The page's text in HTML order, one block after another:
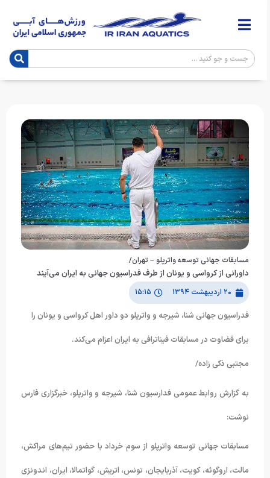
مسابقات جهانی توسعه واترپلو – تهران/
داورانی از کرواسی و یونان از طرف فدراسیون جهانی به ایران می‌آیند
۲۰ اردیبهشت ۱۳۹۴ ۱۵:۱۵
فدراسیون جهانی شنا، شیرجه و واترپلو دو داور اهل کرواسی و یونان را
برای قضاوت در مسابقات فیناترافی به ایران اعزام می‌کند.
مجتبی ذکی زاده/
به گزارش روابط عمومی فدارسیون شنا، شیرجه و واترپلو، خبرگزاری فارس
نوشت:
مسابقات جهانی توسعه واترپلو از سوم خرداد با حضور تیم‌های مراکش،
مالت، اروگوئه، کویت، آذربایجان، تونس، اتریش، گواتمالا، ایران، اندونزی